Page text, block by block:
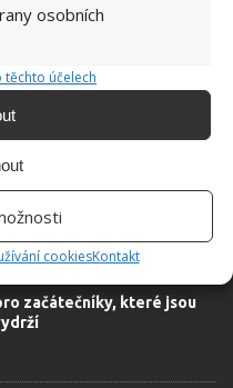
osobních
těchto účelech
cookiesKontakt
klíšťata. Ujistěte se, že je
začátečníky, které jsou